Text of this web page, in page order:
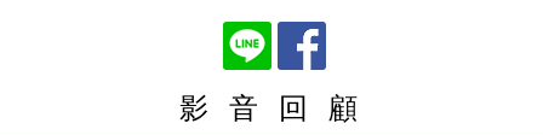
影 音 回 顧